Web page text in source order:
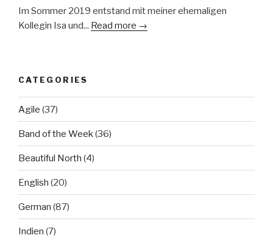
Im Sommer 2019 entstand mit meiner ehemaligen
Kollegin Isa und... Read more →
CATEGORIES
Agile (37)
Band of the Week(36)
Beautiful North (4)
English (20)
German (87)
Indien (7)